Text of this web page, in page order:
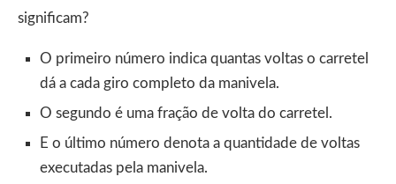
significam?
O primeiro número indica quantas voltas o carretel
dá a cada giro completo da manivela.
O segundo é uma fração de volta do carretel.
E o último número denota a quantidade de voltas
executadas pela manivela.